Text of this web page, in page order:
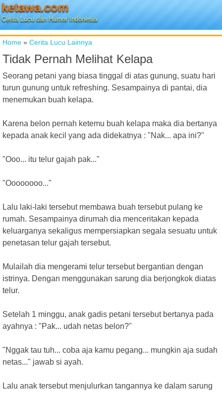
ketawa.com
Cerita Lucu dan Humor Indonesia
Home » Cerita Lucu Lainnya
Tidak Pernah Melihat Kelapa
Seorang petani yang biasa tinggal di atas gunung, suatu hari
turun gunung untuk refreshing. Sesampainya di pantai, dia
menemukan buah kelapa.
Karena belon pernah ketemu buah kelapa maka dia bertanya
kepada anak kecil yang ada didekatnya : "Nak... apa ini?"
"Ooo... itu telur gajah pak..."
"Oooooooo..."
Lalu laki-laki tersebut membawa buah tersebut pulang ke
rumah. Sesampainya dirumah dia menceritakan kepada
keluarganya sekaligus mempersiapkan segala sesuatu untuk
penetasan telur gajah tersebut.
Mulailah dia mengerami telur tersebut bergantian dengan
istrinya. Dengan menggunakan sarung dia berjongkok diatas
telur.
Setelah 1 minggu, anak gadis petani tersebut bertanya pada
ayahnya : "Pak... udah netas belon?"
"Nggak tau tuh... coba aja kamu pegang... mungkin aja sudah
netas..." jawab si ayah.
Lalu anak tersebut menjulurkan tangannya ke dalam sarung